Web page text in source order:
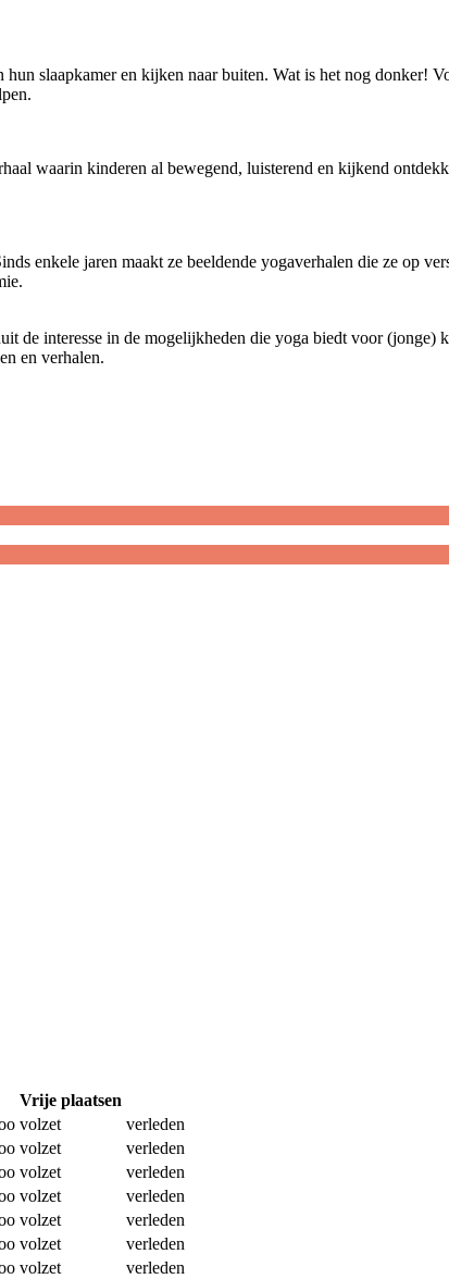
slaapkamer en kijken naar buiten. Wat is het nog donker!
waarin kinderen al bewegend, luisterend en kijkend
enkele jaren maakt ze beeldende yogaverhalen die ze op
de interesse in de mogelijkheden die yoga biedt voor
en verhalen.
Vrije plaatsen
volzet
verleden
volzet
verleden
volzet
verleden
volzet
verleden
volzet
verleden
volzet
verleden
volzet
verleden